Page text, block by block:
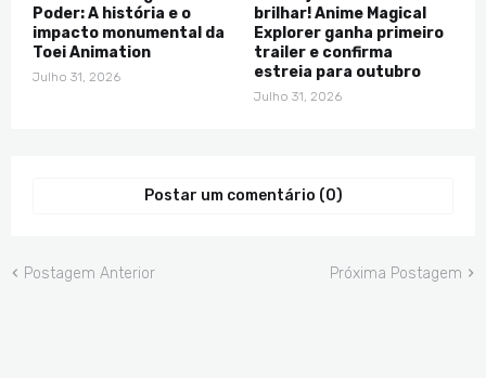
Poder: A história e o
impacto monumental da
Toei Animation
Julho 31, 2026
brilhar! Anime Magical
Explorer ganha primeiro
trailer e confirma
estreia para outubro
Julho 31, 2026
Postar um comentário (0)
Postagem Anterior Próxima Postagem